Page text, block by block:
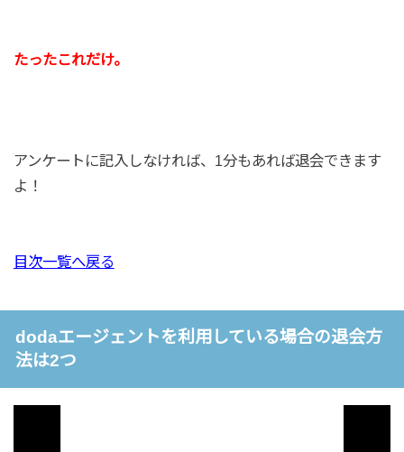
たったこれだけ。
アンケートに記入しなければ、1分もあれば退会できます
よ！
目次一覧へ戻る
dodaエージェントを利用している場合の退会方
法は2つ